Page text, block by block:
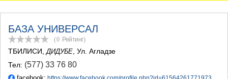
ОЗУРГЕТИ
ЧОХАТАУРИ
УРЕКИ
ИМЕРЕТИЯ
БАГДАТИ
ВАНИ
ЗЕСТАФОНИ
БАЗА УНИВЕРСАЛ
(0 Рейтинг)
ТБИЛИСИ ДИДУБЕ , Ул. Агладзе
Тел: (577) 33 76 80